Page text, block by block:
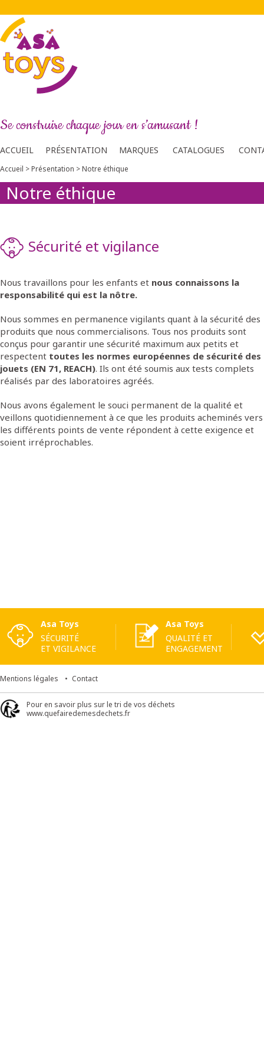
Se construire chaque jour en s’amusant !
ACCUEIL PRÉSENTATION MARQUES CATALOGUES
Accueil >Présentation >Notre éthique
Notre éthique
Sécurité et vigilance
Nous travaillons pour les enfants et nous connaissons la
responsabilité qui est la nôtre.
Nous sommes en permanence vigilants quant à la sécurité des
produits que nous commercialisons. Tous nos produits sont
conçus pour garantir une sécurité maximum aux petits et
respectent toutes les normes européennes de sécurité des
jouets (EN 71, REACH). Ils ont été soumis aux tests complets
réalisés par des laboratoires agréés.
Nous avons également le souci permanent de la qualité et
veillons quotidiennement à ce que les produits acheminés vers
les différents points de vente répondent à cette exigence et
soient irréprochables.
Asa Toys
SÉCURITÉ
ET VIGILANCE
Asa Toys
QUALITÉ ET
ENGAGEMENT
Mentions légales Contact
Pour en savoir plus sur le tri de vos déchets
www.quefairedemesdechets.fr